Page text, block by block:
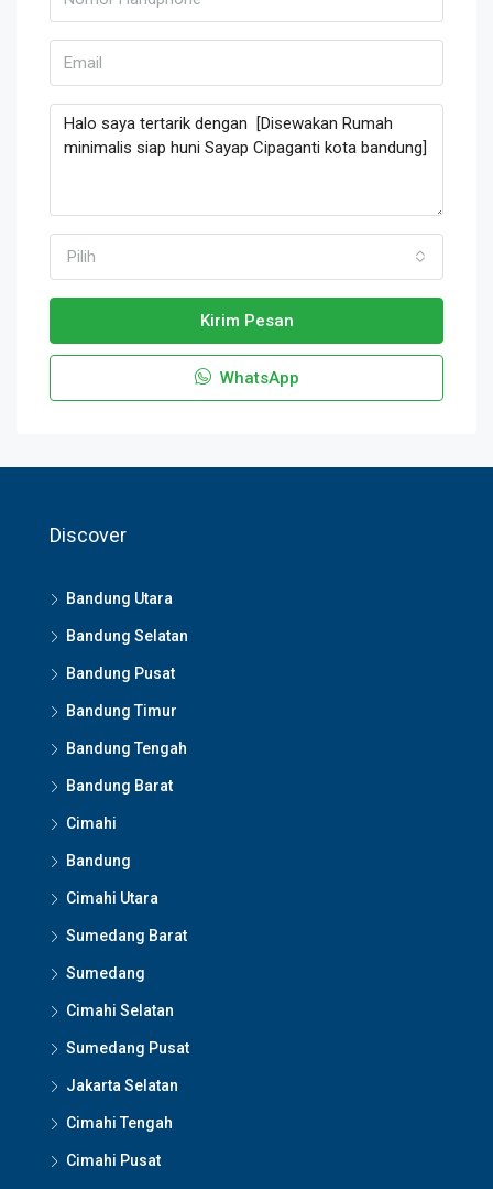
Pilih
Kirim Pesan
WhatsApp
Discover
Bandung Utara
Bandung Selatan
Bandung Pusat
Bandung Timur
Bandung Tengah
Bandung Barat
Cimahi
Bandung
Cimahi Utara
Sumedang Barat
Sumedang
Cimahi Selatan
Sumedang Pusat
Jakarta Selatan
Cimahi Tengah
Cimahi Pusat